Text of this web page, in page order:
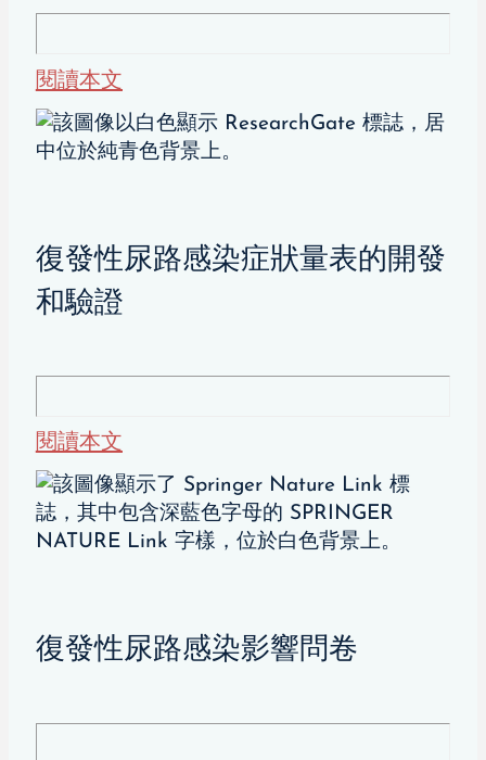
閱讀本文
復發性尿路感染症狀量表的開發
和驗證
閱讀本文
復發性尿路感染影響問卷